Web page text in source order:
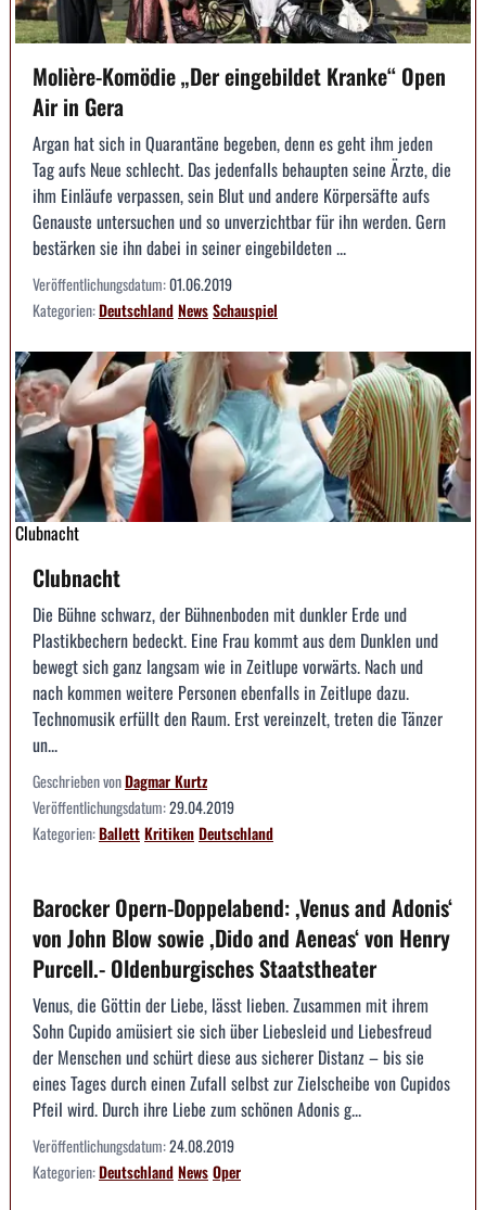
Molière-Komödie „Der eingebildet Kranke“ Open
Air in Gera
Argan hat sich in Quarantäne begeben, denn es geht ihm jeden
Tag aufs Neue schlecht. Das jedenfalls behaupten seine Ärzte, die
ihm Einläufe verpassen, sein Blut und andere Körpersäfte aufs
Genauste untersuchen und so unverzichtbar für ihn werden. Gern
bestärken sie ihn dabei in seiner eingebildeten ...
Veröffentlichungsdatum:01.06.2019
Kategorien:DeutschlandNewsSchauspiel
Clubnacht
Clubnacht
Die Bühne schwarz, der Bühnenboden mit dunkler Erde und
Plastikbechern bedeckt. Eine Frau kommt aus dem Dunklen und
bewegt sich ganz langsam wie in Zeitlupe vorwärts. Nach und
nach kommen weitere Personen ebenfalls in Zeitlupe dazu.
Technomusik erfüllt den Raum. Erst vereinzelt, treten die Tänzer
un...
Geschrieben vonDagmar Kurtz
Veröffentlichungsdatum:29.04.2019
Kategorien:BallettKritikenDeutschland
Barocker Opern-Doppelabend: ,Venus and Adonis‘
von John Blow sowie ,Dido and Aeneas‘ von Henry
Purcell.- Oldenburgisches Staatstheater
Venus, die Göttin der Liebe, lässt lieben. Zusammen mit ihrem
Sohn Cupido amüsiert sie sich über Liebesleid und Liebesfreud
der Menschen und schürt diese aus sicherer Distanz – bis sie
eines Tages durch einen Zufall selbst zur Zielscheibe von Cupidos
Pfeil wird. Durch ihre Liebe zum schönen Adonis g...
Veröffentlichungsdatum:24.08.2019
Kategorien:DeutschlandNewsOper